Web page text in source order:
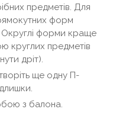
предметів. Для
форм
форми краще
круглих предметів
дріт).
ще одну П-
з балона.